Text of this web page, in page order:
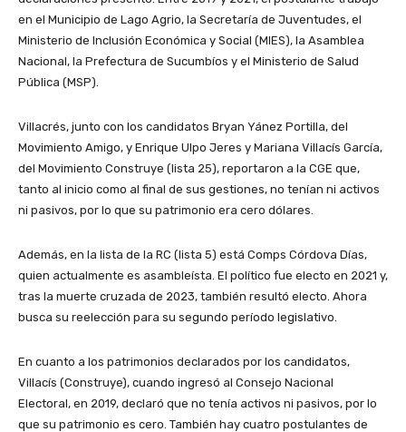
en el Municipio de Lago Agrio, la Secretaría de Juventudes, el
Ministerio de Inclusión Económica y Social (MIES), la Asamblea
Nacional, la Prefectura de Sucumbíos y el Ministerio de Salud
Pública (MSP).
Villacrés, junto con los candidatos Bryan Yánez Portilla, del
Movimiento Amigo, y Enrique Ulpo Jeres y Mariana Villacís García,
del Movimiento Construye (lista 25), reportaron a la CGE que,
tanto al inicio como al final de sus gestiones, no tenían ni activos
ni pasivos, por lo que su patrimonio era cero dólares.
Además, en la lista de la RC (lista 5) está Comps Córdova Días,
quien actualmente es asambleísta. El político fue electo en 2021 y,
tras la muerte cruzada de 2023, también resultó electo. Ahora
busca su reelección para su segundo período legislativo.
En cuanto a los patrimonios declarados por los candidatos,
Villacís (Construye), cuando ingresó al Consejo Nacional
Electoral, en 2019, declaró que no tenía activos ni pasivos, por lo
que su patrimonio es cero. También hay cuatro postulantes de